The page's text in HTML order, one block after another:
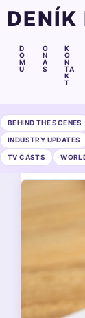
DENÍK
D
O
M
U
O
N
A
S
K
O
N
TA
K
T
BEHIND THE SCENES
INDUSTRY UPDATES
TV CASTS